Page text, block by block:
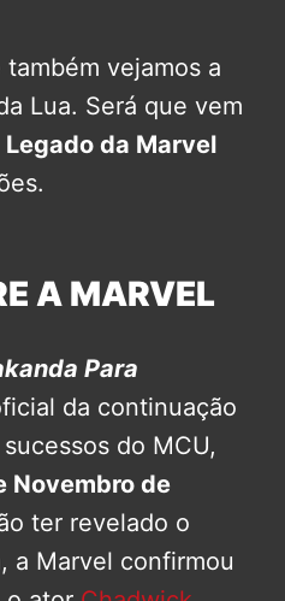
vejamos a
Lua. Será que vem
Legado da Marvel
A MARVEL
Para
da continuação
do MCU,
Novembro de
ter revelado o
a Marvel confirmou